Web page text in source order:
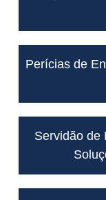
Perícias de
Servidão de